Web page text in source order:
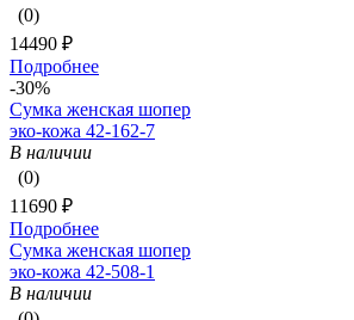
(0)
14490 ₽
Подробнее
-30%
Сумка женская шопер
эко-кожа 42-162-7
В наличии
(0)
11690 ₽
Подробнее
Сумка женская шопер
эко-кожа 42-508-1
В наличии